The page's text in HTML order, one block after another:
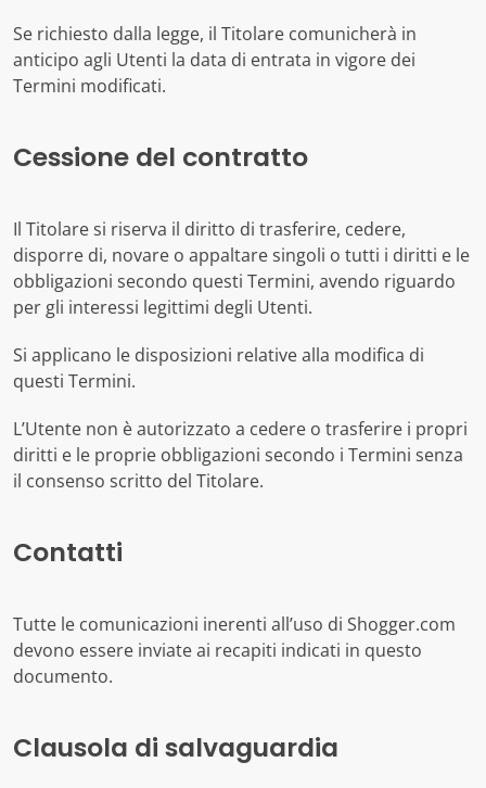
Se richiesto dalla legge, il Titolare comunicherà in
anticipo agli Utenti la data di entrata in vigore dei
Termini modificati.
Cessione del contratto
Il Titolare si riserva il diritto di trasferire, cedere,
disporre di, novare o appaltare singoli o tutti i diritti e le
obbligazioni secondo questi Termini, avendo riguardo
per gli interessi legittimi degli Utenti.
Si applicano le disposizioni relative alla modifica di
questi Termini.
L’Utente non è autorizzato a cedere o trasferire i propri
diritti e le proprie obbligazioni secondo i Termini senza
il consenso scritto del Titolare.
Contatti
Tutte le comunicazioni inerenti all’uso di Shogger.com
devono essere inviate ai recapiti indicati in questo
documento.
Clausola di salvaguardia